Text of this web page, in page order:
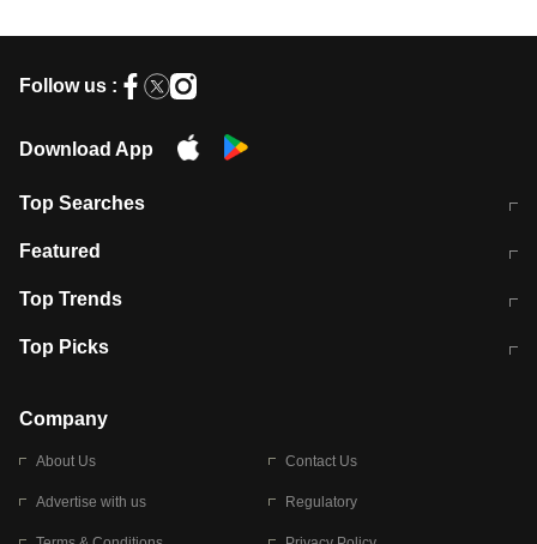
Follow us :
Download App
Top Searches
मुंबई में लगे 'जेन जी' के पोस्टर, लिखा- 'मैं
Featured
10 अगस्त को विधानसभा का घेराव करेंगे
Top Trends
RBI का नया नियम: अब बैंकों को अपनी सभी
Top Picks
बारिश की चेतावनी
Company
About Us Contact Us
Advertise with us Regulatory